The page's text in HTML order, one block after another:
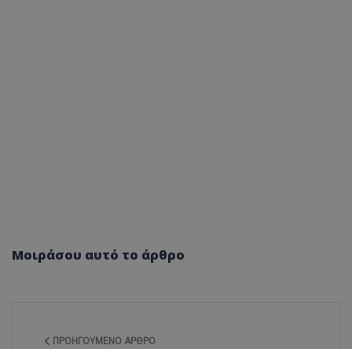
Μοιράσου αυτό το άρθρο
ΠΡΟΗΓΟΎΜΕΝΟ ΆΡΘΡΟ